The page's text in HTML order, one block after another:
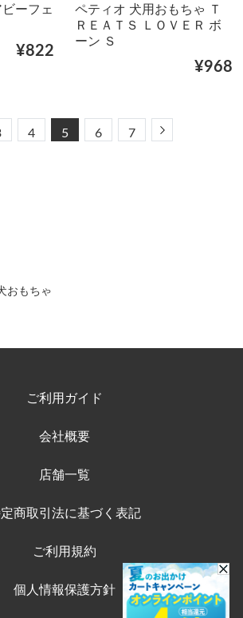
ーフェ
¥822
ペティオ 犬用おもちゃ Ｔ
ＲＥＡＴＳ ＬＯＶＥＲ ボ
ーン Ｓ
¥968
4 5 6 7 Next
おもちゃ
ご利用ガイド
会社概要
店舗一覧
商取引法に基づく表記
ご利用規約
個人情報保護方針